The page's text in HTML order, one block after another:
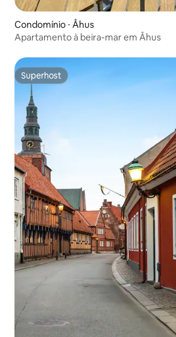
Condomínio ⋅ Åhus
Apartamento à beira-mar em Åhus
Superhost
Superhost